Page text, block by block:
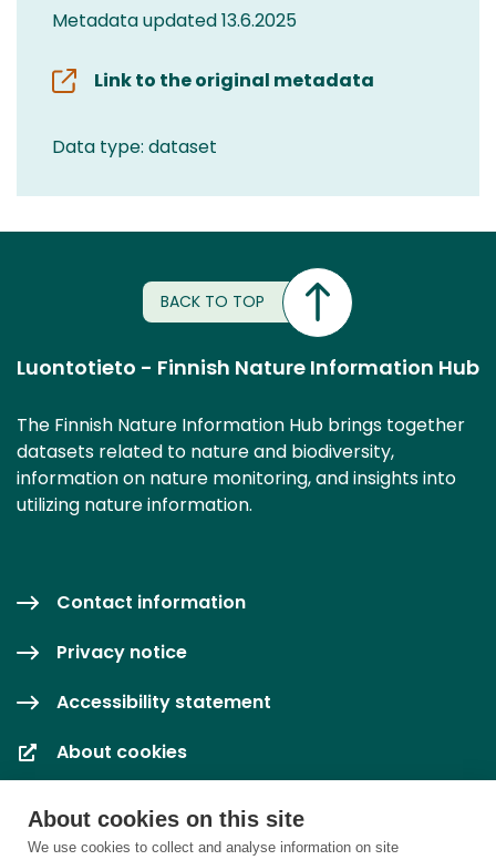
About cookies on this site
We use cookies to collect and analyse information on site
Metadata updated 13.6.2025
Link to the original metadata
Data type: dataset
BACK TO TOP
Luontotieto - Finnish Nature Information Hub
The Finnish Nature Information Hub brings together
datasets related to nature and biodiversity,
information on nature monitoring, and insights into
utilizing nature information.
Contact information
Privacy notice
Accessibility statement
About cookies